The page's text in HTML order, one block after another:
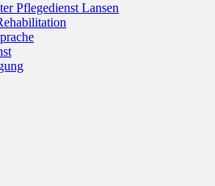
Pflegedienst Lansen